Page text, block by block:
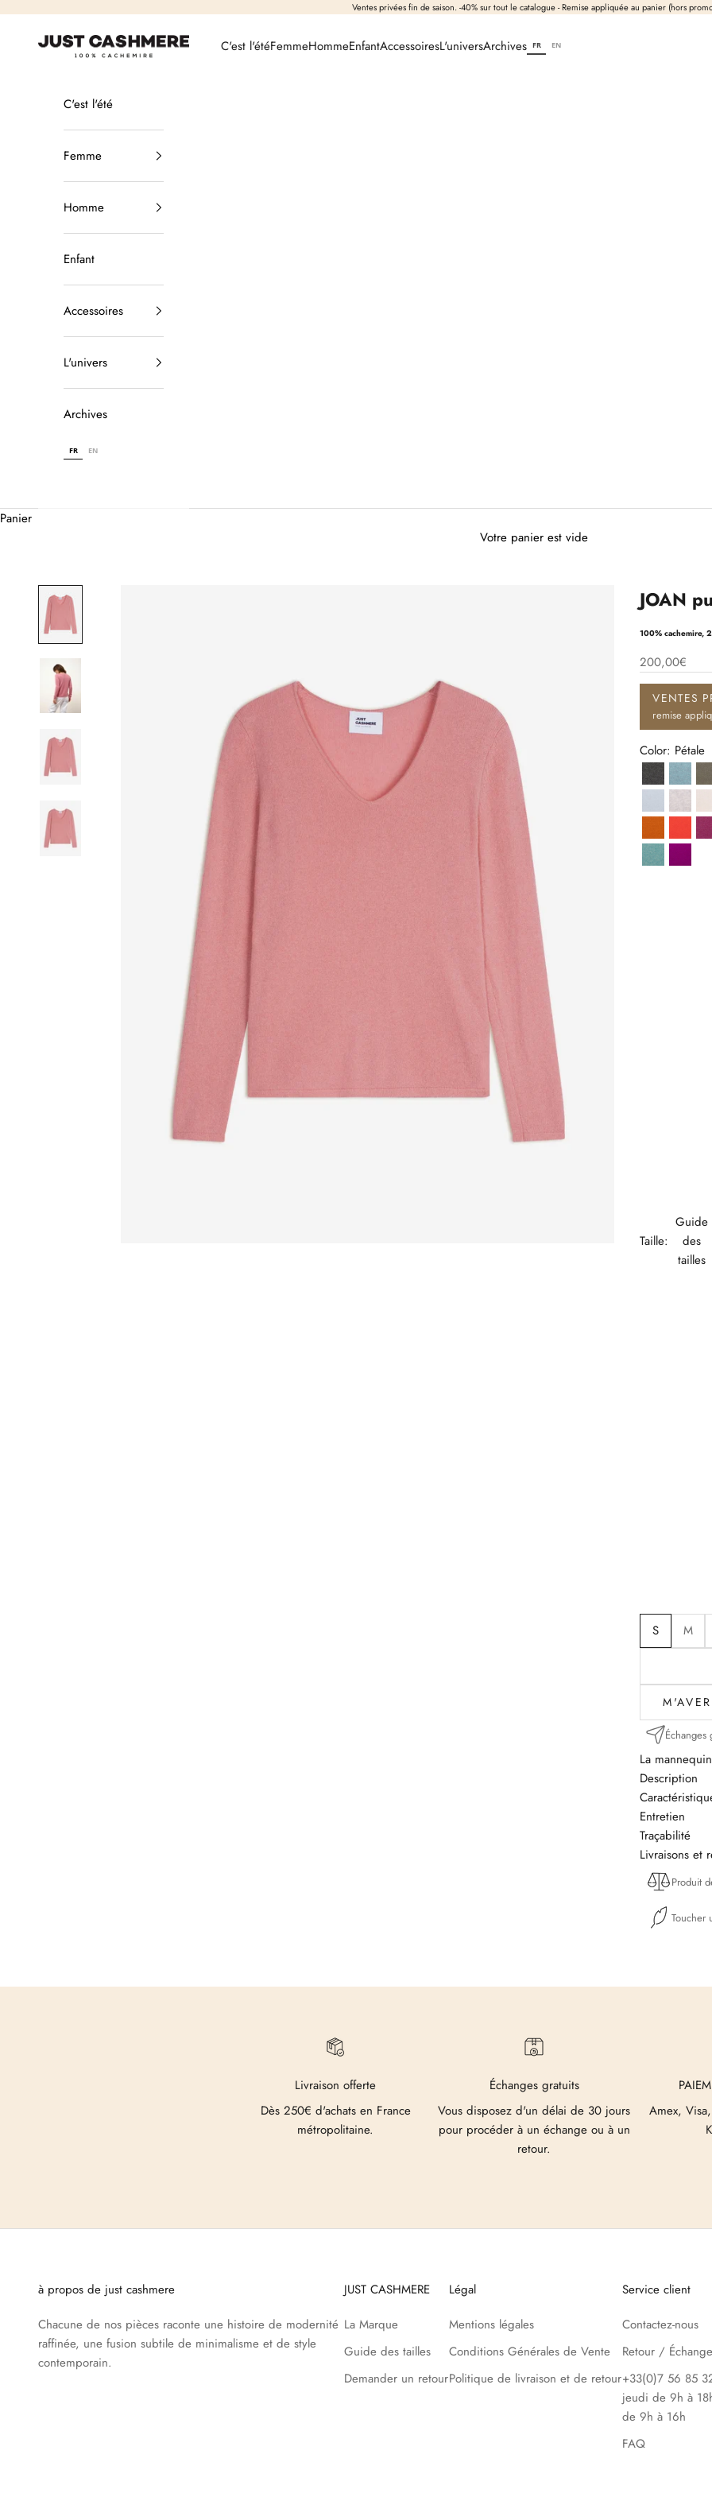
Ventes privées fin de saison. -40% sur tout le catalogue - Remise appliquée au panier (hors
Just Cashmere C'est l'étéFemmeHommeEnfantAccessoiresL'universArchives FR EN
C'est l'été
Femme
Homme
Enfant
Accessoires
L'univers
Archives
FR EN
Panier
Votre panier est vide
JOAN
100% cachemire,
200,00€
VENTES
remise
Color: Pétale
Anthracite
Aqua
GivreGris
Ocre
Vert Chiné
Violine
Taille:
Guide
des
tailles
S
M
Échanges
La
Description
Entretien
Traçabilité
Livraisons et
Produit
Toucher
Livraison offerte
Dès 250€ d'achats en France
métropolitaine.
Échanges gratuits
Vous disposez d'un délai de 30 jours
pour procéder à un échange ou à un
retour.
Amex,
à propos de just cashmere
Chacune de nos pièces raconte une histoire de modernité
raffinée, une fusion subtile de minimalisme et de style
contemporain.
JUST CASHMERE
La Marque
Guide des tailles
Demander un retour
Légal
Mentions légales
Conditions Générales de Vente
Politique de livraison et de retour
Service client
Contactez-nous
Retour / Échange
+33(0)7 56 85
jeudi de 9h à
de 9h à 16h
FAQ